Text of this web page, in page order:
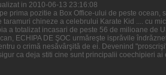
in 2010-06-13 23:16:08
prima pozitie a Box Office-ului de peste ocean,
chineze a celebrului Karate Kid .... cu
a totalizat incasari de peste 56 de milioane de
ECHIPA DE ŞOC urmăreşte isprăvile
o crimă nesăvârşită de ei. Devenind
ca deja stiti cine sunt principalii coechipieri ai